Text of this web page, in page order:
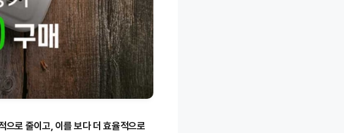
으로 줄이고, 이를 보다 더 효율적으로